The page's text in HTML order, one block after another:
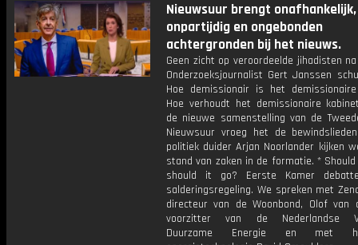
Nieuwsuur brengt onafhankelijk,
onpartijdig en ongebonden
achtergronden bij het nieuws.
Geen zicht op veroordeelde jihadisten
Onderzoeksjournalist Gert Janssen
Hoe demissionair is het
Hoe verhoudt het demissionaire
de nieuwe samenstelling van de
Nieuwsuur vroeg het de
politiek duider Arjan Noorlander kijken
stand van zaken in de formatie. *
should it go? Eerste Kamer
salderingsregeling. We spreken met
directeur van de Woonbond, Olof van
voorzitter van de Nederlandse
Duurzame Energie en met